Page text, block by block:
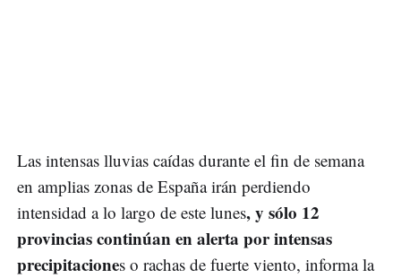
Las intensas lluvias caídas durante el fin de semana
en amplias zonas de España irán perdiendo
intensidad a lo largo de este lunes, y sólo 12
provincias continúan en alerta por intensas
precipitaciones o rachas de fuerte viento, informa la